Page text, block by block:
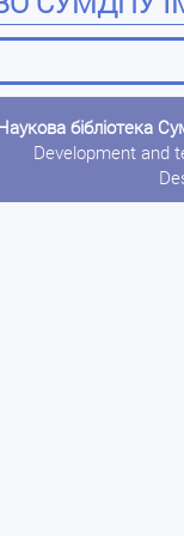
бібліотека
Development and